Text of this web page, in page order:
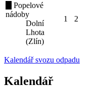
Popelové
nádoby
Dolní
Lhota
(Zlín)
1 2
Kalendář svozu odpadu
Kalendář